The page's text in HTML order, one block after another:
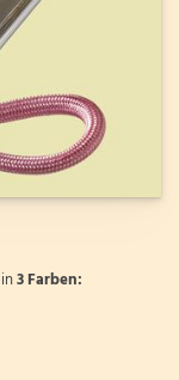
in3 Farben: